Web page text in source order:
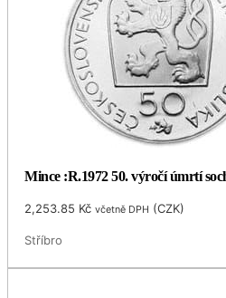
Mince :R.1972 50. výročí úmrtí
2,253.85 Kč včetně DPH (CZK)
Stříbro